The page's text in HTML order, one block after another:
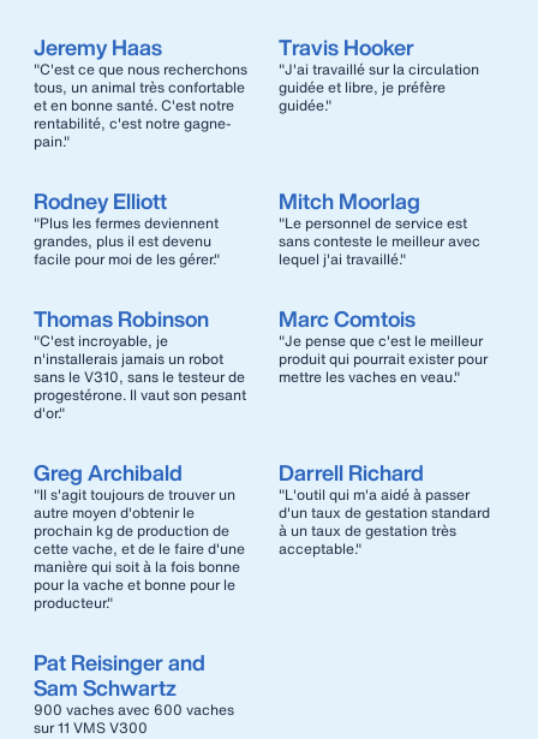
Jeremy Haas
"C'est ce que nous recherchons
tous, un animal très confortable
et en bonne santé. C'est notre
rentabilité, c'est notre gagne-
pain."
Travis Hooker
"J'ai travaillé sur la circulation
guidée et libre, je préfère
guidée."
Rodney Elliott
"Plus les fermes deviennent
grandes, plus il est devenu
facile pour moi de les gérer."
Mitch Moorlag
"Le personnel de service est
sans conteste le meilleur avec
lequel j'ai travaillé."
Thomas Robinson
"C'est incroyable, je
n'installerais jamais un robot
sans le V310, sans le testeur de
progestérone. Il vaut son pesant
d'or."
Marc Comtois
"Je pense que c'est le meilleur
produit qui pourrait exister pour
mettre les vaches en veau."
Greg Archibald
"Il s'agit toujours de trouver un
autre moyen d'obtenir le
prochain kg de production de
cette vache, et de le faire d'une
manière qui soit à la fois bonne
pour la vache et bonne pour le
producteur."
Darrell Richard
"L'outil qui m'a aidé à passer
d'un taux de gestation standard
à un taux de gestation très
acceptable."
Pat Reisinger and
Sam Schwartz
900 vaches avec 600 vaches
sur 11 VMS V300